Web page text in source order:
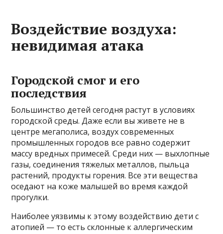
Воздействие воздуха:
невидимая атака
Городской смог и его
последствия
Большинство детей сегодня растут в условиях
городской среды. Даже если вы живете не в
центре мегаполиса, воздух современных
промышленных городов все равно содержит
массу вредных примесей. Среди них — выхлопные
газы, соединения тяжелых металлов, пыльца
растений, продукты горения. Все эти вещества
оседают на коже малышей во время каждой
прогулки.
Наиболее уязвимы к этому воздействию дети с
атопией — то есть склонные к аллергическим